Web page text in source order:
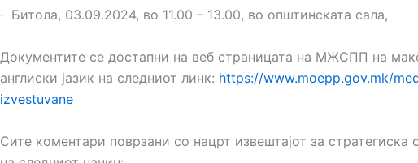
· Битола, 03.09.2024, во 11.00 – 13.00, во општинската сала,
Документите се достапни на веб страницата на МЖСПП на
англиски јазик на следниот линк: https://www.moepp.gov.mk/
izvestuvane
Сите коментари поврзани со нацрт извештајот за